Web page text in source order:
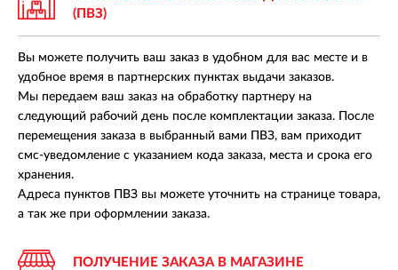
(ПВЗ)
Вы можете получить ваш заказ в удобном для вас месте и в
удобное время в партнерских пунктах выдачи заказов.
Мы передаем ваш заказ на обработку партнеру на
следующий рабочий день после комплектации заказа. После
перемещения заказа в выбранный вами ПВЗ, вам приходит
смс-уведомление с указанием кода заказа, места и срока его
хранения.
Адреса пунктов ПВЗ вы можете уточнить на странице товара,
а так же при оформлении заказа.
ПОЛУЧЕНИЕ ЗАКАЗА В МАГАЗИНЕ